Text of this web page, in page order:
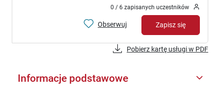
0 / 6 zapisanych uczestników
Obserwuj Zapisz się
Pobierz kartę usługi w PDF
Informacje podstawowe